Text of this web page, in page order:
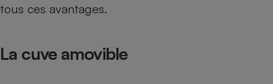
tous ces avantages.
La cuve amovible